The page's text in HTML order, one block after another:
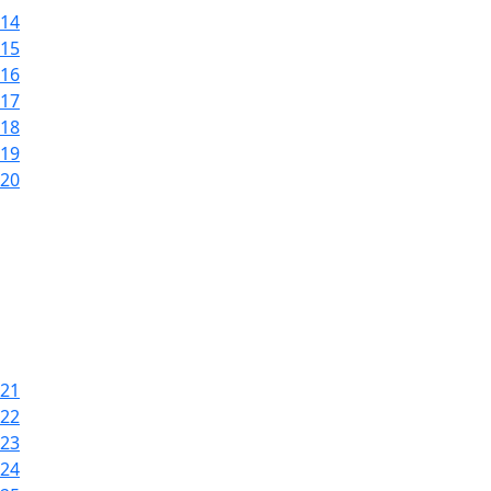
14
15
16
17
18
19
20
21
22
23
24